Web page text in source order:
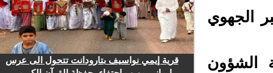
الجهوي
الشؤون
قرية إيمي نواسيف بتارودانت تتحول الى عرس